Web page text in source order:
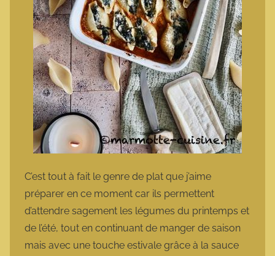
C’est tout à fait le genre de plat que j’aime
préparer en ce moment car ils permettent
d’attendre sagement les légumes du printemps et
de l’été, tout en continuant de manger de saison
mais avec une touche estivale grâce à la sauce